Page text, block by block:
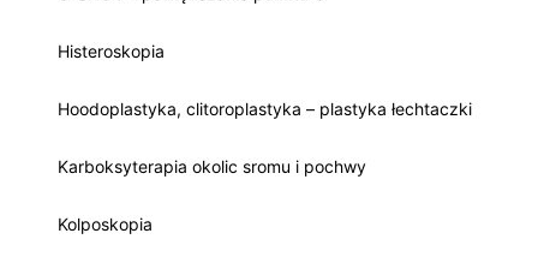
Histeroskopia
Hoodoplastyka, clitoroplastyka – plastyka łechtaczki
Karboksyterapia okolic sromu i pochwy
Kolposkopia